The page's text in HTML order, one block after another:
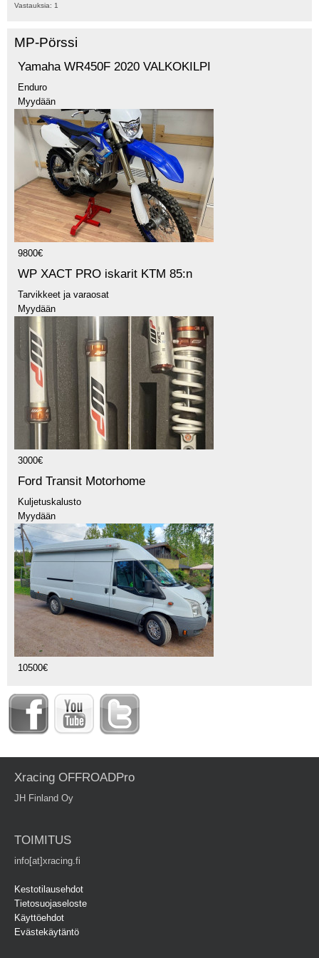
Vastauksia: 1
MP-Pörssi
Yamaha WR450F 2020 VALKOKILPI
Enduro
Myydään
9800€
WP XACT PRO iskarit KTM 85:n
Tarvikkeet ja varaosat
Myydään
3000€
Ford Transit Motorhome
Kuljetuskalusto
Myydään
10500€
Xracing OFFROADPro
JH Finland Oy
TOIMITUS
info[at]xracing.fi
Kestotilausehdot
Tietosuojaseloste
Käyttöehdot
Evästekäytäntö